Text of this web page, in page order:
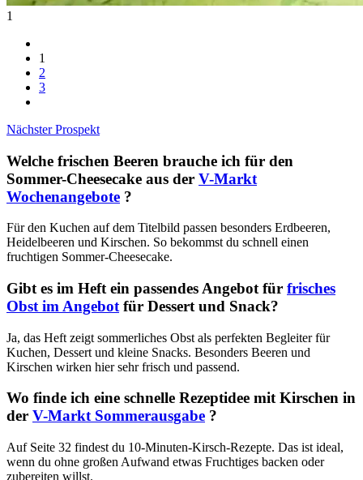
1
1
2
3
Nächster Prospekt
Welche frischen Beeren brauche ich für den
Sommer-Cheesecake aus der V-Markt
Wochenangebote ?
Für den Kuchen auf dem Titelbild passen besonders Erdbeeren,
Heidelbeeren und Kirschen. So bekommst du schnell einen
fruchtigen Sommer-Cheesecake.
Gibt es im Heft ein passendes Angebot für frisches
Obst im Angebot für Dessert und Snack?
Ja, das Heft zeigt sommerliches Obst als perfekten Begleiter für
Kuchen, Dessert und kleine Snacks. Besonders Beeren und
Kirschen wirken hier sehr frisch und passend.
Wo finde ich eine schnelle Rezeptidee mit Kirschen in
der V-Markt Sommerausgabe ?
Auf Seite 32 findest du 10-Minuten-Kirsch-Rezepte. Das ist ideal,
wenn du ohne großen Aufwand etwas Fruchtiges backen oder
zubereiten willst.